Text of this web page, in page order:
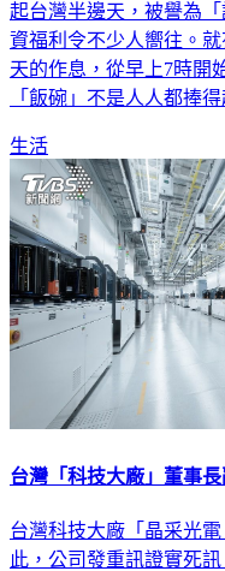
起台灣半邊天，被譽為
資福利令不少人嚮往。
天的作息，從早上7時開
「飯碗」不是人人都捧得
生活
台灣「科技大廠」董事
台灣科技大廠「晶采光
此，公司發重訊證實死訊